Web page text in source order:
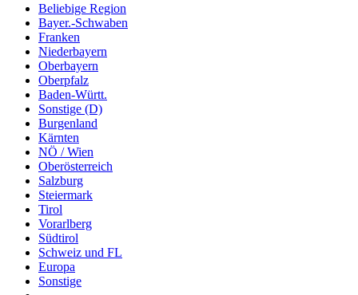
Beliebige Region
Bayer.-Schwaben
Franken
Niederbayern
Oberbayern
Oberpfalz
Baden-Württ.
Sonstige (D)
Burgenland
Kärnten
NÖ / Wien
Oberösterreich
Salzburg
Steiermark
Tirol
Vorarlberg
Südtirol
Schweiz und FL
Europa
Sonstige